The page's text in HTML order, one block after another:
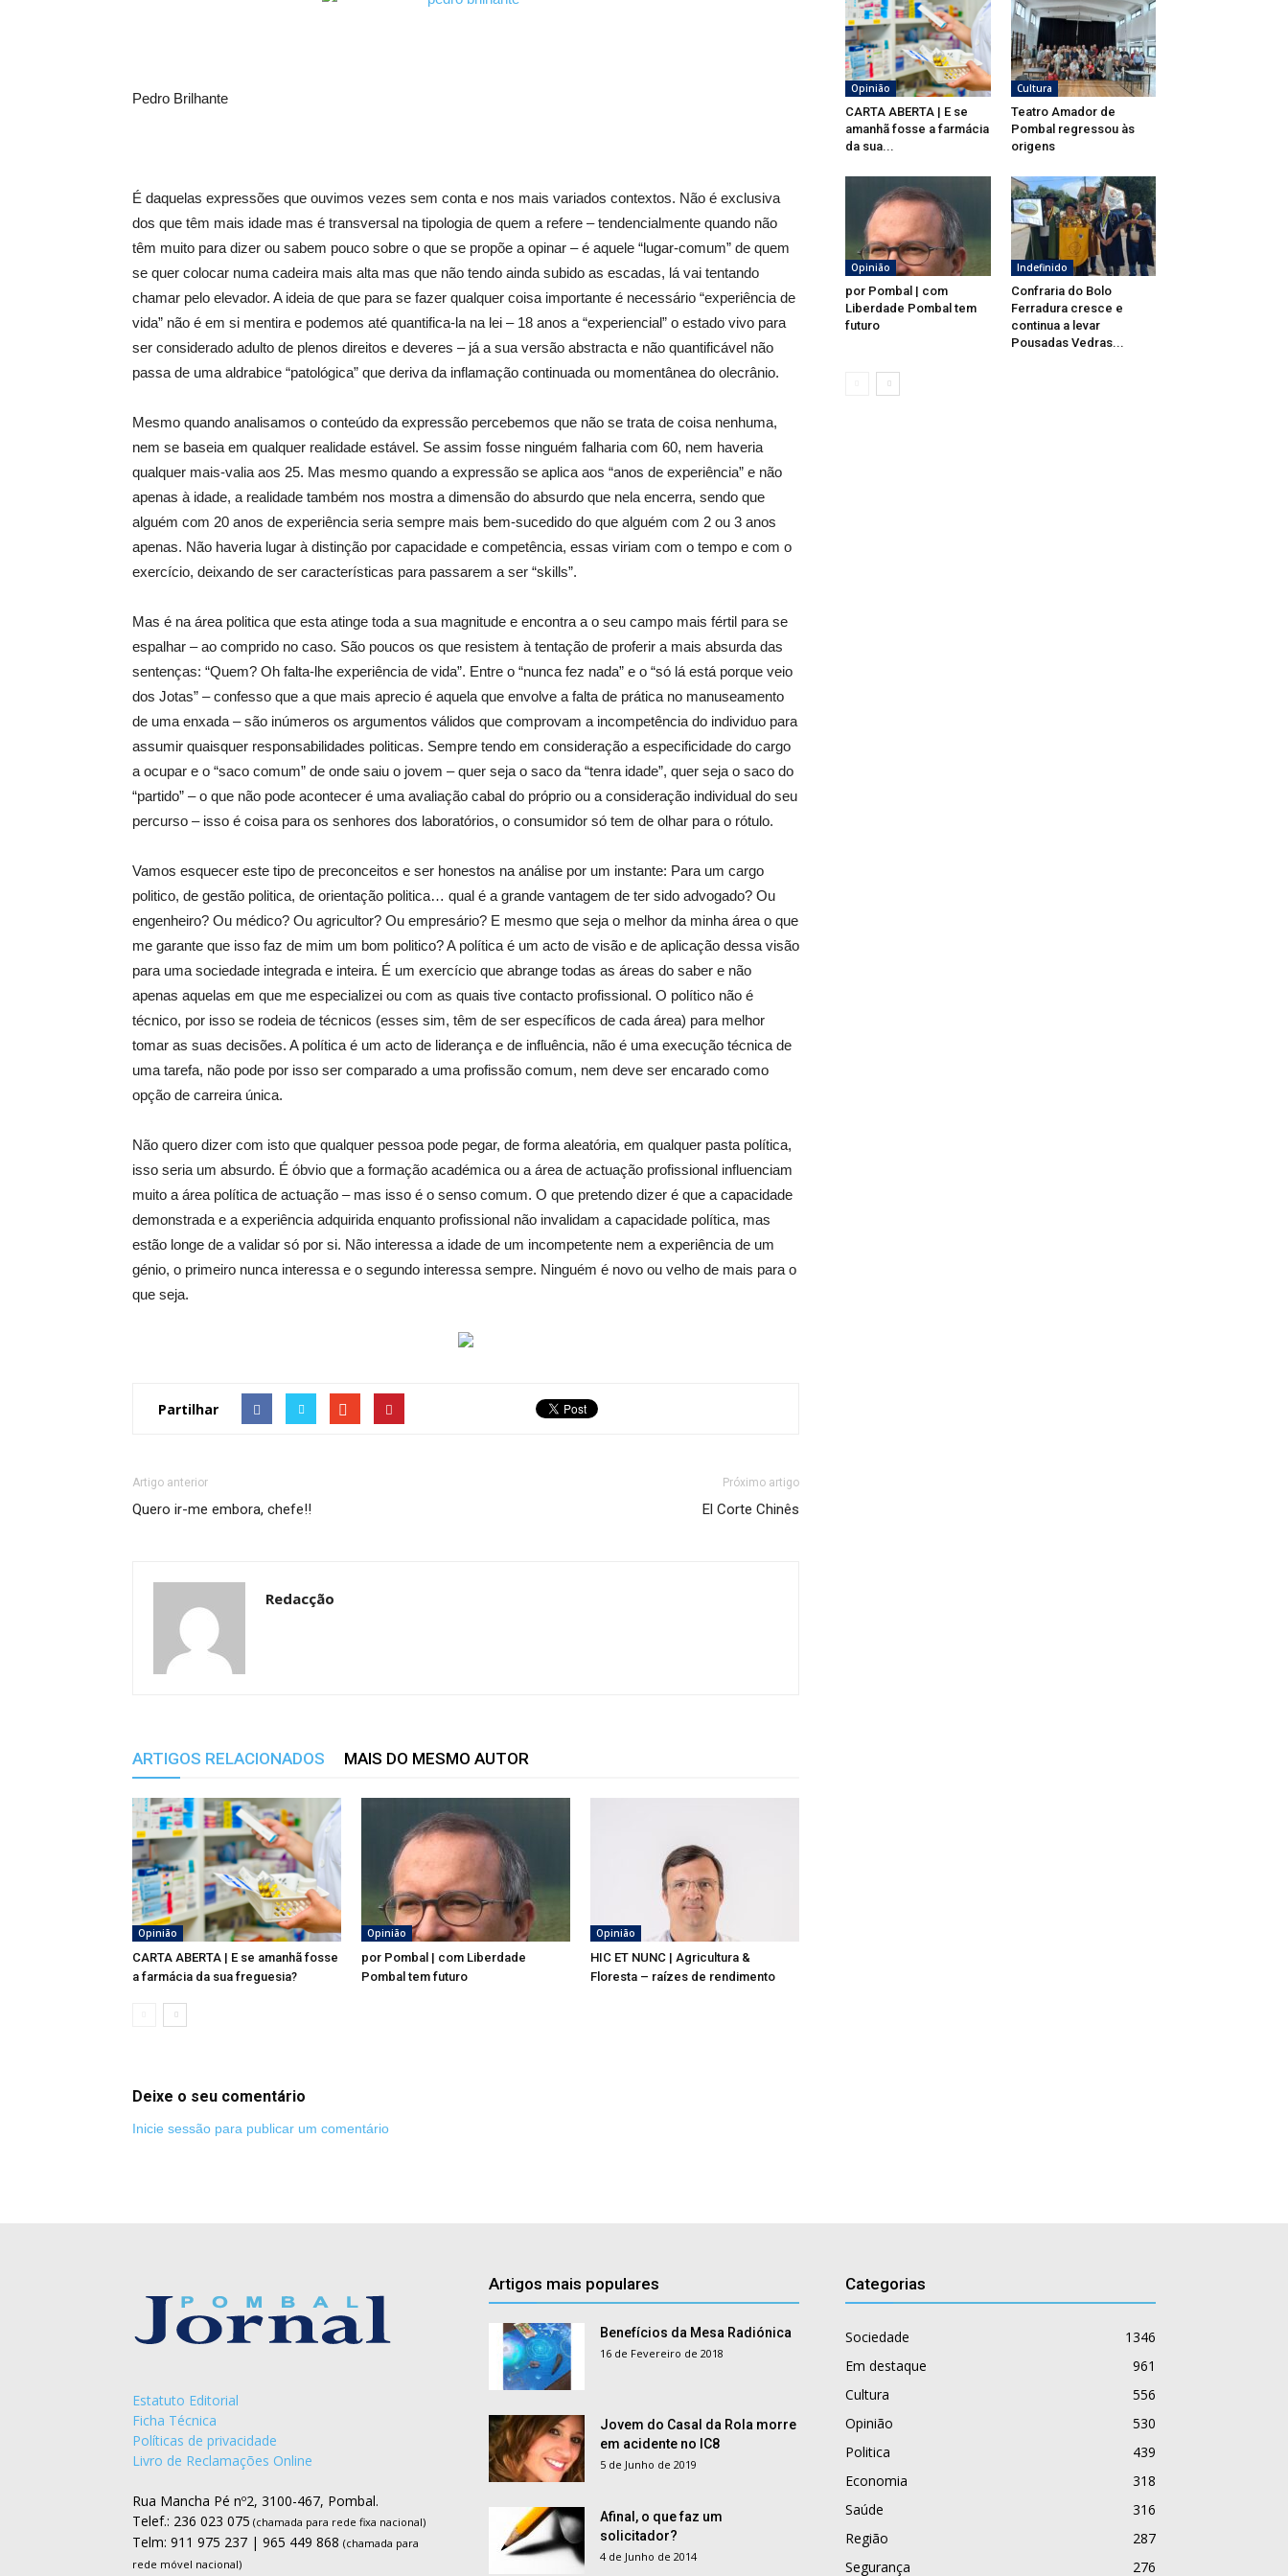
Pedro Brilhante
É daquelas expressões que ouvimos vezes sem conta e nos mais variados contextos. Não é exclusiva
dos que têm mais idade mas é transversal na tipologia de quem a refere – tendencialmente quando não
têm muito para dizer ou sabem pouco sobre o que se propõe a opinar – é aquele “lugar-comum” de quem
se quer colocar numa cadeira mais alta mas que não tendo ainda subido as escadas, lá vai tentando
chamar pelo elevador. A ideia de que para se fazer qualquer coisa importante é ne­cessário “experiência de
vida” não é em si mentira e podemos até quantifica-la na lei – 18 anos a “experien­cial” o estado vivo para
ser considerado adulto de ple­nos direitos e deveres – já a sua versão abstracta e não quantificável não
passa de uma aldrabice “patológica” que deriva da inflamação continuada ou momentânea do olecrânio.
Mesmo quando analisamos o conteúdo da expressão percebemos que não se trata de coisa nenhuma,
nem se baseia em qualquer realidade estável. Se assim fosse ninguém falharia com 60, nem haveria
qualquer mais-valia aos 25. Mas mesmo quando a expressão se aplica aos “anos de experiência” e não
apenas à idade, a realidade também nos mostra a dimensão do absurdo que nela encerra, sendo que
alguém com 20 anos de experiência seria sempre mais bem-sucedido do que alguém com 2 ou 3 anos
apenas. Não haveria lugar à distinção por capacidade e competência, essas viriam com o tempo e com o
exercício, deixando de ser carac­terísticas para passarem a ser “skills”.
Mas é na área politica que esta atinge toda a sua mag­nitude e encontra a o seu campo mais fértil para se
espalhar – ao comprido no caso. São poucos os que resistem à tentação de proferir a mais absurda das
sen­tenças: “Quem? Oh falta-lhe experiência de vida”. Entre o “nunca fez nada” e o “só lá está porque veio
dos Jotas” – confesso que a que mais aprecio é aquela que envolve a falta de prática no manuseamento
de uma enxada – são inúmeros os argumentos válidos que comprovam a incompetência do individuo para
assumir quaisquer responsabilidades politicas. Sempre tendo em consi­deração a especificidade do cargo
a ocupar e o “saco comum” de onde saiu o jovem – quer seja o saco da “tenra idade”, quer seja o saco do
“partido” – o que não pode acontecer é uma avaliação cabal do próprio ou a consideração individual do seu
percurso – isso é coisa para os senhores dos laboratórios, o consumidor só tem de olhar para o rótulo.
Vamos esquecer este tipo de preconceitos e ser hones­tos na análise por um instante: Para um cargo
politico, de gestão politica, de orientação politica… qual é a gran­de vantagem de ter sido advogado? Ou
engenheiro? Ou médico? Ou agricultor? Ou empresário? E mesmo que seja o melhor da minha área o que
me garante que isso faz de mim um bom politico? A política é um acto de visão e de aplicação dessa visão
para uma sociedade integrada e inteira. É um exercício que abrange todas as áreas do saber e não
apenas aquelas em que me especializei ou com as quais tive contacto profissional. O político não é
técnico, por isso se rodeia de técnicos (esses sim, têm de ser específicos de cada área) para melhor
tomar as suas decisões. A política é um acto de liderança e de influência, não é uma execução técnica de
uma tarefa, não pode por isso ser comparado a uma profissão comum, nem deve ser encarado como
opção de carreira única.
Não quero dizer com isto que qualquer pessoa pode pe­gar, de forma aleatória, em qualquer pasta política,
isso seria um absurdo. É óbvio que a formação académica ou a área de actuação profissional influenciam
muito a área política de actuação – mas isso é o senso comum. O que pretendo dizer é que a capacidade
demonstra­da e a experiência adquirida enquanto profissional não invalidam a capacidade política, mas
estão longe de a validar só por si. Não interessa a idade de um incompe­tente nem a experiência de um
génio, o primeiro nunca interessa e o segundo interessa sempre. Ninguém é novo ou velho de mais para o
que seja.
Partilhar
Artigo anterior
Quero ir-me embora, chefe!!
Próximo artigo
El Corte Chinês
Redacção
ARTIGOS RELACIONADOS MAIS DO MESMO AUTOR
Opinião
CARTA ABERTA | E se amanhã fosse
a farmácia da sua freguesia?
Opinião
por Pombal | com Liberdade
Pombal tem futuro
Opinião
HIC ET NUNC | Agricultura &
Floresta – raízes de rendimento
Deixe o seu comentário
Inicie sessão para publicar um comentário
Opinião
CARTA ABERTA | E se
amanhã fosse a farmácia
da sua...
Cultura
Teatro Amador de
Pombal regressou às
origens
Opinião
por Pombal | com
Liberdade Pombal tem
futuro
Indefinido
Confraria do Bolo
Ferradura cresce e
continua a levar
Pousadas Vedras...
Estatuto Editorial
Ficha Técnica
Políticas de privacidade
Livro de Reclamações Online
Rua Mancha Pé nº2, 3100-467, Pombal.
Telef.: 236 023 075 (chamada para rede fixa nacional)
Telm: 911 975 237 | 965 449 868 (chamada para
rede móvel nacional)
Artigos mais populares
Benefícios da Mesa Radiónica
16 de Fevereiro de 2018
Jovem do Casal da Rola morre
em acidente no IC8
5 de Junho de 2019
Afinal, o que faz um
solicitador?
4 de Junho de 2014
Categorias
Sociedade
1346
Em destaque
961
Cultura
556
Opinião
530
Politica
439
Economia
318
Saúde
316
Região
287
Segurança
276